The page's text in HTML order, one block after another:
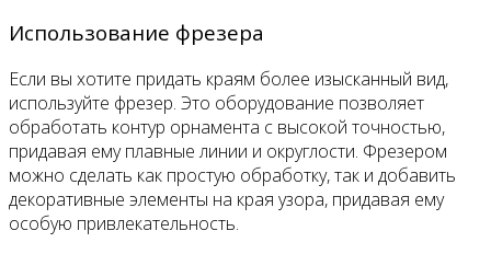
Использование фрезера
Если вы хотите придать краям более изысканный вид,
используйте фрезер. Это оборудование позволяет
обработать контур орнамента с высокой точностью,
придавая ему плавные линии и округлости. Фрезером
можно сделать как простую обработку, так и добавить
декоративные элементы на края узора, придавая ему
особую привлекательность.